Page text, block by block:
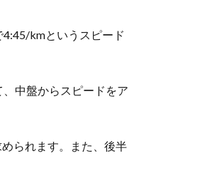
ついてを調査
kmというスピード
中盤からスピードをア
られます。また、後半